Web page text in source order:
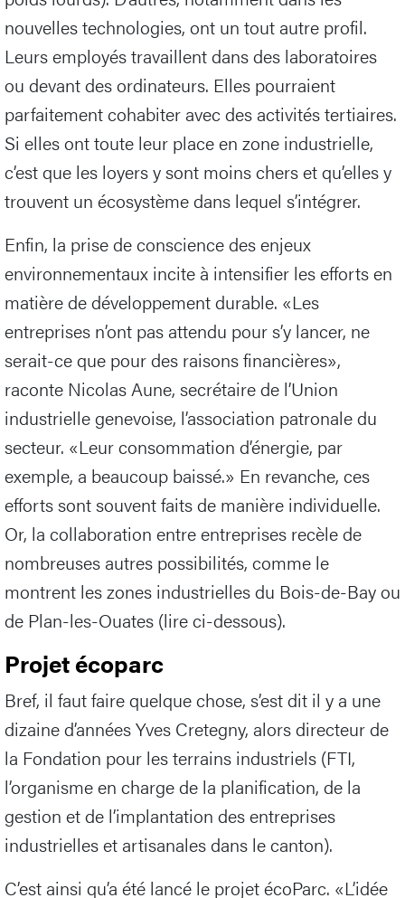
nouvelles technologies, ont un tout autre profil.
Leurs employés travaillent dans des laboratoires
ou devant des ordinateurs. Elles pourraient
parfaitement cohabiter avec des activités tertiaires.
Si elles ont toute leur place en zone industrielle,
c’est que les loyers y sont moins chers et qu’elles y
trouvent un écosystème dans lequel s’intégrer.
Enfin, la prise de conscience des enjeux
environnementaux incite à intensifier les efforts en
matière de développement durable. «Les
entreprises n’ont pas attendu pour s’y lancer, ne
serait-ce que pour des raisons financières»,
raconte Nicolas Aune, secrétaire de l’Union
industrielle genevoise, l’association patronale du
secteur. «Leur consommation d’énergie, par
exemple, a beaucoup baissé.» En revanche, ces
efforts sont souvent faits de manière individuelle.
Or, la collaboration entre entreprises recèle de
nombreuses autres possibilités, comme le
montrent les zones industrielles du Bois-de-Bay ou
de Plan-les-Ouates (lire ci-dessous).
Projet écoparc
Bref, il faut faire quelque chose, s’est dit il y a une
dizaine d’années Yves Cretegny, alors directeur de
la Fondation pour les terrains industriels (FTI,
l’organisme en charge de la planification, de la
gestion et de l’implantation des entreprises
industrielles et artisanales dans le canton).
C’est ainsi qu’a été lancé le projet écoParc. «L’idée